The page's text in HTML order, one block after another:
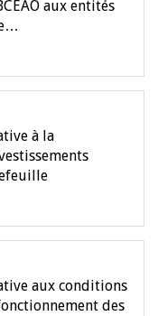
aux entités
à la
aux conditions
des